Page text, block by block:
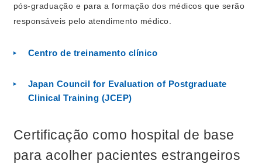
pós-graduação e para a formação dos médicos que serão
responsáveis pelo atendimento médico.
Centro de treinamento clínico
Japan Council for Evaluation of Postgraduate
Clinical Training (JCEP)
Certificação como hospital de base
para acolher pacientes estrangeiros